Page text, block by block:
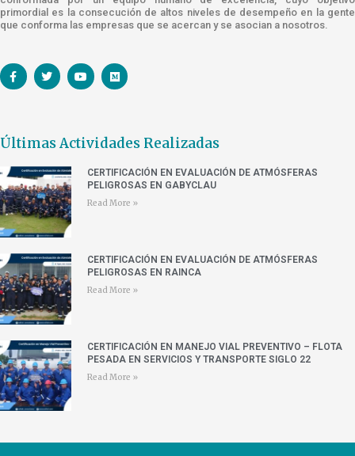
primordial es la consecución de altos niveles de desempeño en la gente
que conforma las empresas que se acercan y se asocian a nosotros.
Últimas Actividades Realizadas
CERTIFICACIÓN EN EVALUACIÓN DE ATMÓSFERAS
PELIGROSAS EN GABYCLAU
Read More »
CERTIFICACIÓN EN EVALUACIÓN DE ATMÓSFERAS
PELIGROSAS EN RAINCA
Read More »
CERTIFICACIÓN EN MANEJO VIAL PREVENTIVO – FLOTA
PESADA EN SERVICIOS Y TRANSPORTE SIGLO 22
Read More »